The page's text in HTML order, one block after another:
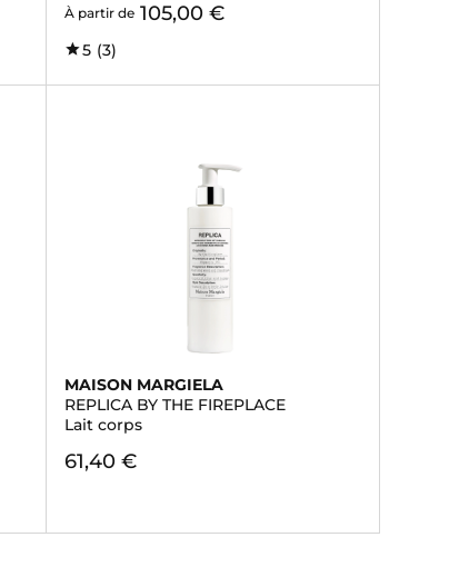
À partir de 105,00 €
5 (3)
MAISON MARGIELA
REPLICA BY THE FIREPLACE
Lait corps
61,40 €